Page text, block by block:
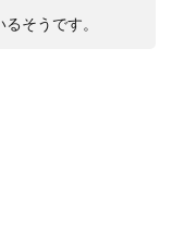
そうです。